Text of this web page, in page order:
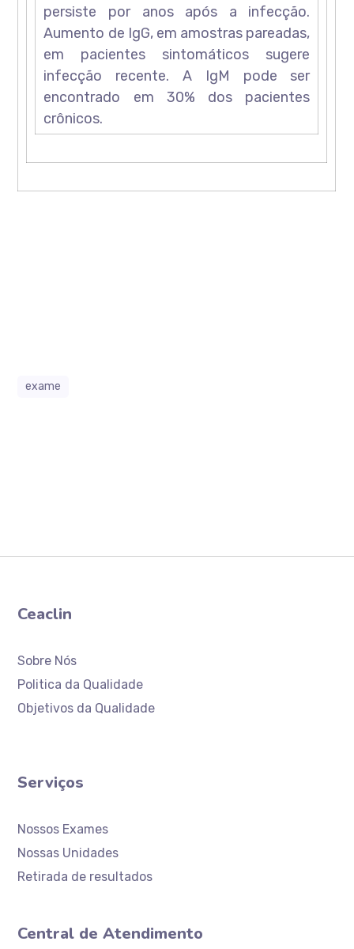
persiste por anos após a infecção.
Aumento de IgG, em amostras pareadas,
em pacientes sintomáticos sugere
infecção recente. A IgM pode ser
encontrado em 30% dos pacientes
crônicos.
exame
Ceaclin
Sobre Nós
Politica da Qualidade
Objetivos da Qualidade
Serviços
Nossos Exames
Nossas Unidades
Retirada de resultados
Central de Atendimento